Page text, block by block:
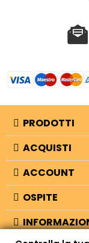
PRODOTTI
ACQUISTI
ACCOUNT
OSPITE